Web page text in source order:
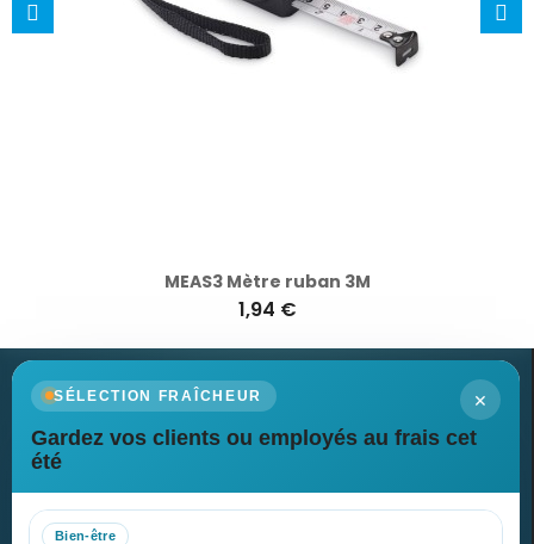
MEAS3 Mètre ruban 3M
1,94 €
×
SÉLECTION FRAÎCHEUR
Gardez vos clients ou employés au frais cet
été
Bien-être
Newsletter
Recevez nos dernières nouvelles et nos offres spéciales